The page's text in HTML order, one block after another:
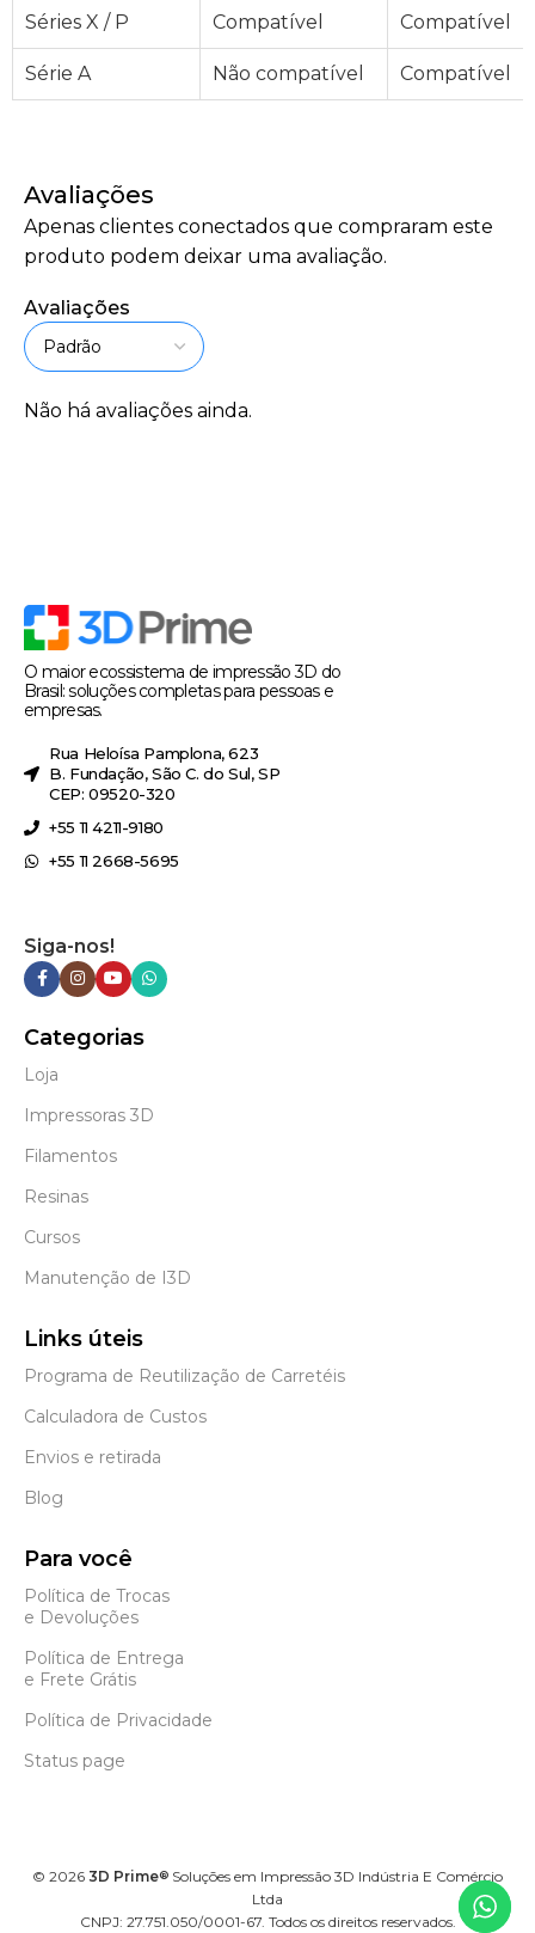
Séries X / P Compatível Compatível
Série A Não compatível Compatível
Avaliações
Avaliações
Não há avaliações ainda.
Apenas clientes conectados que compraram este
produto podem deixar uma avaliação.
O maior ecossistema de impressão 3D do
Brasil: soluções completas para pessoas e
empresas.
Rua Heloísa Pamplona, 623
B. Fundação, São C. do Sul, SP
CEP: 09520-320
+55 11 4211-9180
+55 11 2668-5695
Siga-nos!
Categorias
Loja
Impressoras 3D
Filamentos
Resinas
Cursos
Manutenção de I3D
Links úteis
Programa de Reutilização de Carretéis
Calculadora de Custos
Envios e retirada
Blog
Para você
Política de Trocas
e Devoluções
Política de Entrega
e Frete Grátis
Política de Privacidade
Status page
© 2026 3D Prime® Soluções em Impressão 3D Indústria E Comércio
Ltda
CNPJ: 27.751.050/0001-67. Todos os direitos reservados.